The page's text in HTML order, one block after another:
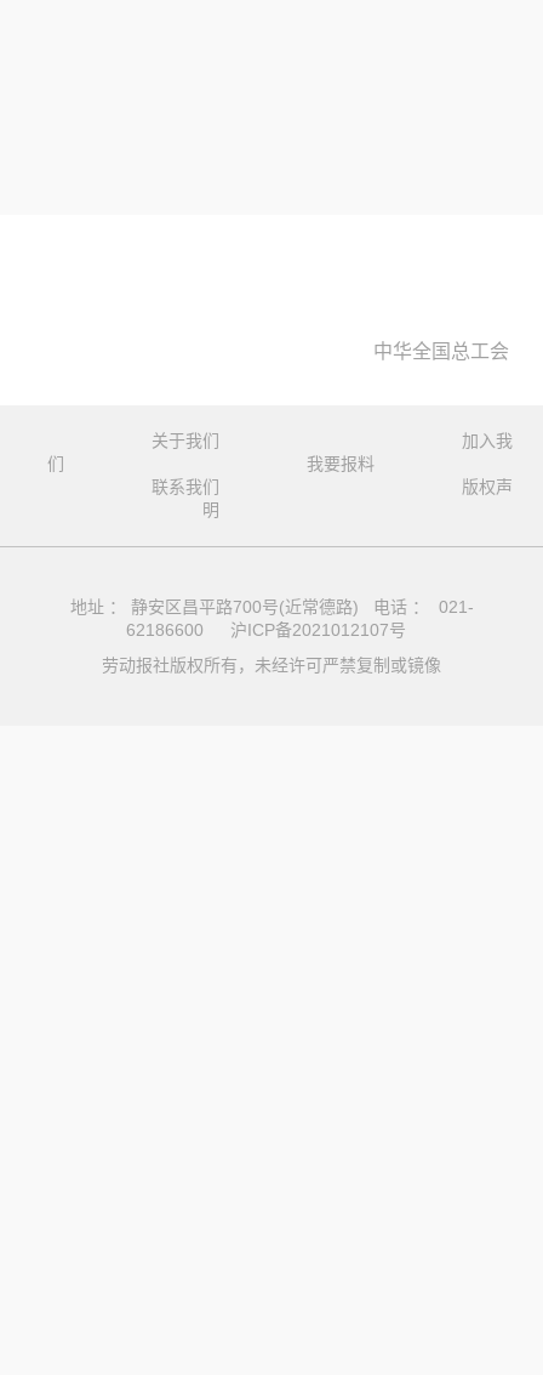
中华全国总工会
关于我们
加入我
们
我要报料
联系我们
版权声
明
地址 ： 静安区昌平路700号(近常德路) 电话 ： 021-
62186600
沪ICP备2021012107号
劳动报社版权所有，未经许可严禁复制或镜像